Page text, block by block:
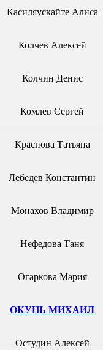
Касиляускайте Алиса
Колчев Алексей
Колчин Денис
Комлев Сергей
Краснова Татьяна
Лебедев Константин
Монахов Владимир
Нефедова Таня
Огаркова Мария
ОКУНЬ МИХАИЛ
Остудин Алексей